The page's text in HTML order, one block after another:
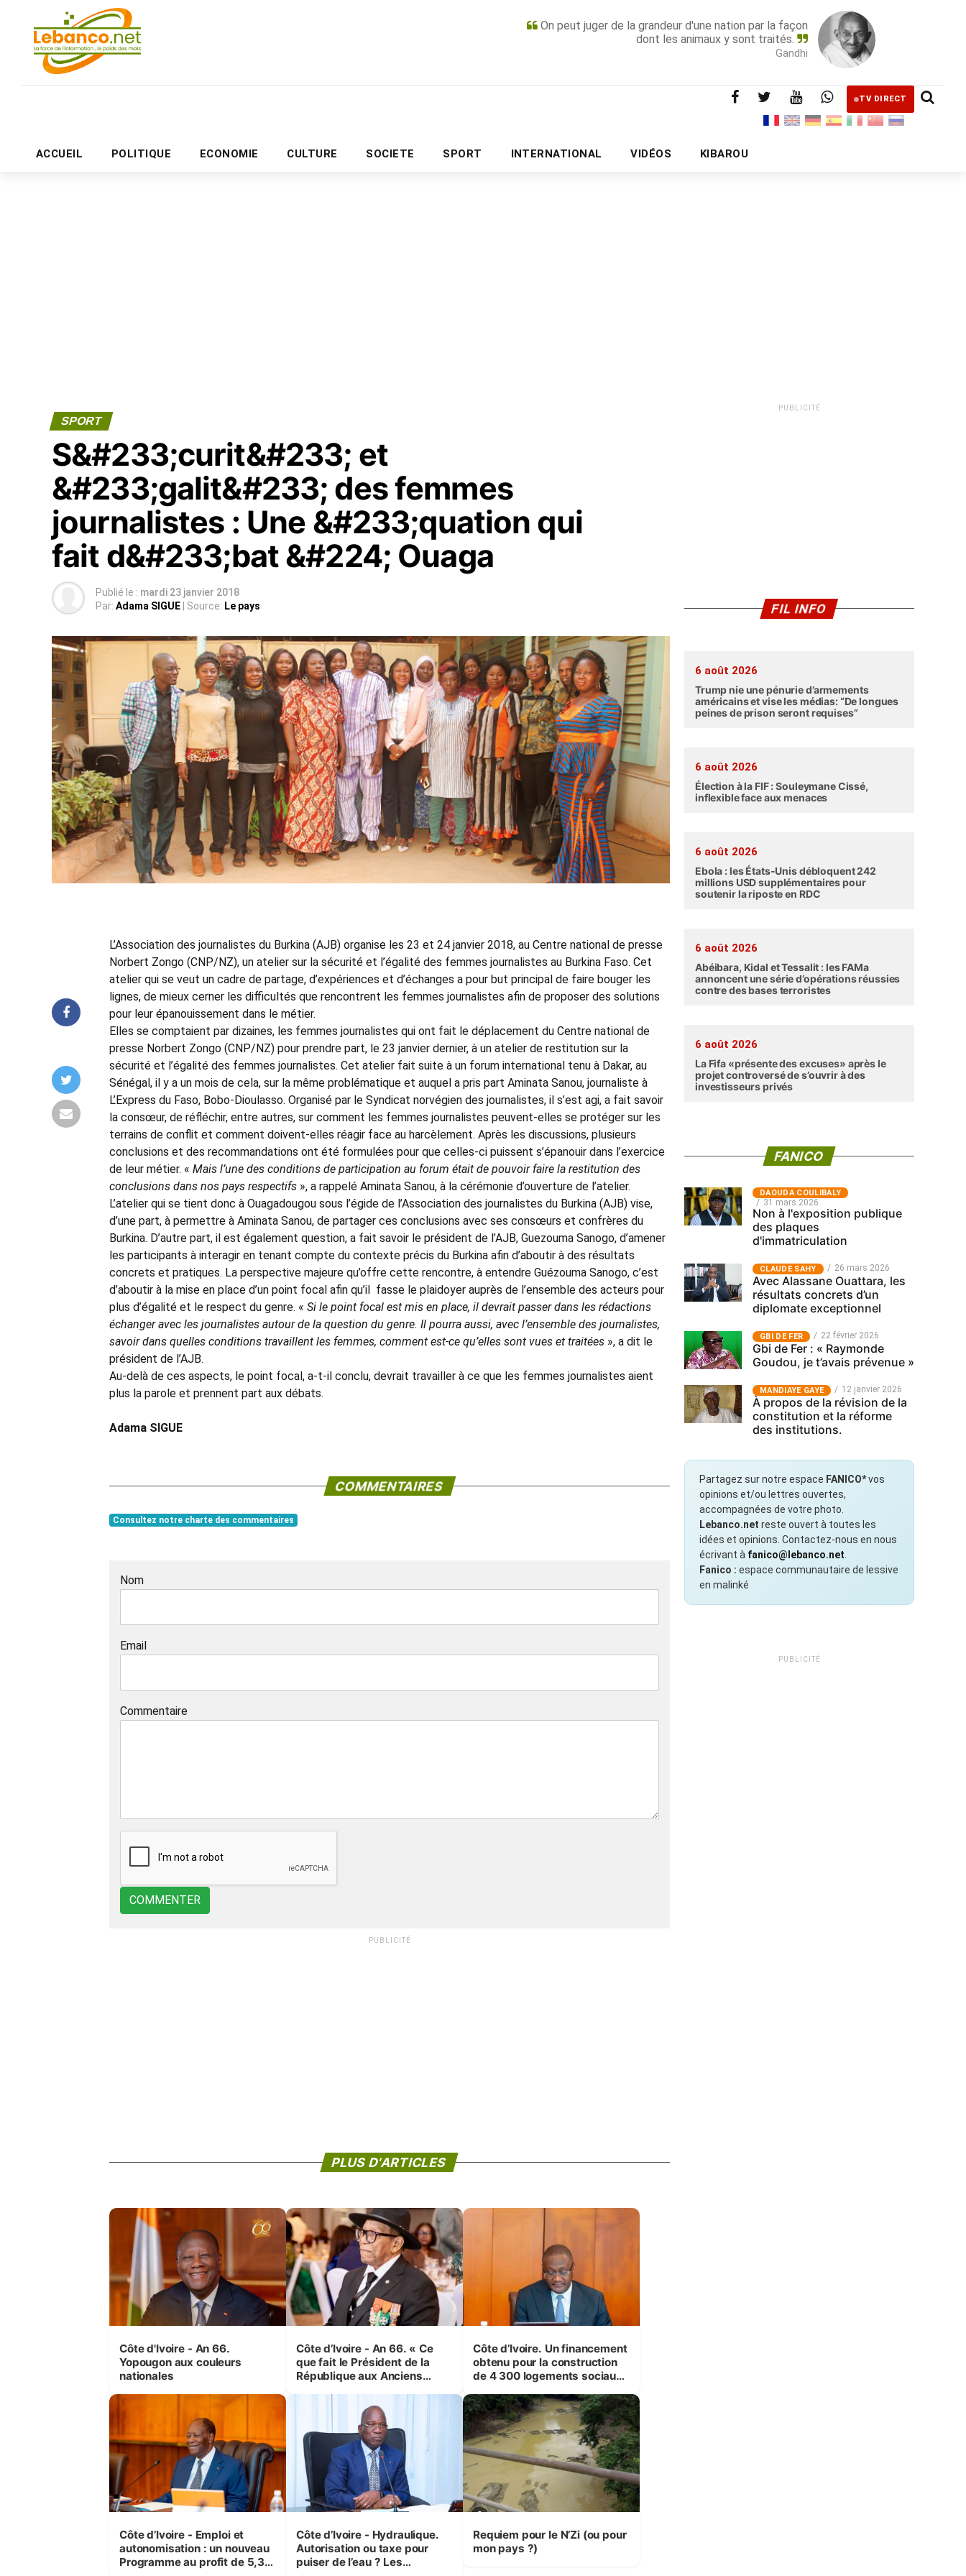
On peut juger de la grandeur d'une nation par la façon
dont les animaux y sont traités.
Gandhi
TV DIRECT
ACCUEIL POLITIQUE ECONOMIE CULTURE SOCIETE SPORT INTERNATIONAL VIDÉOS KIBAROU
PUBLICITÉ
SPORT
S&#233;curit&#233; et
&#233;galit&#233; des femmes
journalistes : Une &#233;quation qui
fait d&#233;bat &#224; Ouaga
Publié le : mardi 23 janvier 2018
Par: Adama SIGUE | Source: Le pays
L’Association des journalistes du Burkina (AJB) organise les 23 et 24 janvier 2018, au Centre national de presse
Norbert Zongo (CNP/NZ), un atelier sur la sécurité et l’égalité des femmes journalistes au Burkina Faso. Cet
atelier qui se veut un cadre de partage, d’expériences et d’échanges a pour but principal de faire bouger les
lignes, de mieux cerner les difficultés que rencontrent les femmes journalistes afin de proposer des solutions
pour leur épanouissement dans le métier.
Elles se comptaient par dizaines, les femmes journalistes qui ont fait le déplacement du Centre national de
presse Norbert Zongo (CNP/NZ) pour prendre part, le 23 janvier dernier, à un atelier de restitution sur la
sécurité et l’égalité des femmes journalistes. Cet atelier fait suite à un forum international tenu à Dakar, au
Sénégal, il y a un mois de cela, sur la même problématique et auquel a pris part Aminata Sanou, journaliste à
L’Express du Faso, Bobo-Dioulasso. Organisé par le Syndicat norvégien des journalistes, il s’est agi, a fait savoir
la consœur, de réfléchir, entre autres, sur comment les femmes journalistes peuvent-elles se protéger sur les
terrains de conflit et comment doivent-elles réagir face au harcèlement. Après les discussions, plusieurs
conclusions et des recommandations ont été formulées pour que celles-ci puissent s’épanouir dans l’exercice
de leur métier. « Mais l’une des conditions de participation au forum était de pouvoir faire la restitution des
conclusions dans nos pays respectifs », a rappelé Aminata Sanou, à la cérémonie d’ouverture de l’atelier.
L’atelier qui se tient donc à Ouagadougou sous l’égide de l’Association des journalistes du Burkina (AJB) vise,
d’une part, à permettre à Aminata Sanou, de partager ces conclusions avec ses consœurs et confrères du
Burkina. D’autre part, il est également question, a fait savoir le président de l’AJB, Guezouma Sanogo, d’amener
les participants à interagir en tenant compte du contexte précis du Burkina afin d’aboutir à des résultats
concrets et pratiques. La perspective majeure qu’offre cette rencontre, à entendre Guézouma Sanogo, c’est
d’aboutir à la mise en place d’un point focal afin qu’il fasse le plaidoyer auprès de l’ensemble des acteurs pour
plus d’égalité et le respect du genre. « Si le point focal est mis en place, il devrait passer dans les rédactions
échanger avec les journalistes autour de la question du genre. Il pourra aussi, avec l’ensemble des journalistes,
savoir dans quelles conditions travaillent les femmes, comment est-ce qu’elles sont vues et traitées », a dit le
président de l’AJB.
Au-delà de ces aspects, le point focal, a-t-il conclu, devrait travailler à ce que les femmes journalistes aient
plus la parole et prennent part aux débats.
Adama SIGUE
COMMENTAIRES
Consultez notre charte des commentaires
Nom
Email
Commentaire
COMMENTER
PUBLICITÉ
PLUS D'ARTICLES
Côte d'Ivoire - An 66.
Yopougon aux couleurs
nationales
Côte d’Ivoire - An 66. « Ce
que fait le Président de la
République aux Anciens
(Cne Yassoungo Koné ®)
Côte d’Ivoire. Un financement
obtenu pour la construction
de 4 300 logements sociaux
Bouaké et Yamoussoukro
Côte d’Ivoire - Emploi et
autonomisation : un nouveau
Programme au profit de 5,3
Côte d’Ivoire - Hydraulique.
Autorisation ou taxe pour
puiser de l’eau ? Les
Requiem pour le N’Zi (ou pour
mon pays ?)
PUBLICITÉ
FIL INFO
6 août 2026
Trump nie une pénurie d’armements
américains et vise les médias: “De longues
peines de prison seront requises”
6 août 2026
Élection à la FIF : Souleymane Cissé,
inflexible face aux menaces
6 août 2026
Ebola : les États-Unis débloquent 242
millions USD supplémentaires pour
soutenir la riposte en RDC
6 août 2026
Abéibara, Kidal et Tessalit : les FAMa
annoncent une série d’opérations réussies
contre des bases terroristes
6 août 2026
La Fifa «présente des excuses» après le
projet controversé de s’ouvrir à des
investisseurs privés
FANICO
‎DAOUDA COULIBALY
31 mars 2026
Non à l'exposition publique
des plaques
d'immatriculation
CLAUDE SAHY 26 mars 2026
Avec Alassane Ouattara, les
résultats concrets d’un
diplomate exceptionnel
GBI DE FER 22 février 2026
Gbi de Fer : « Raymonde
Goudou, je t’avais prévenue »
MANDIAYE GAYE 12 janvier 2026
À propos de la révision de la
constitution et la réforme
des institutions.
Partagez sur notre espace FANICO*vos
opinions et/ou lettres ouvertes,
accompagnées de votre photo.
Lebanco.net reste ouvert à toutes les
idées et opinions. Contactez-nous en nous
écrivant à fanico@lebanco.net
Fanico : espace communautaire de lessive
en malinké
PUBLICITÉ